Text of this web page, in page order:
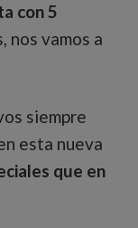
con 5
nos vamos a
siempre
esta nueva
que en